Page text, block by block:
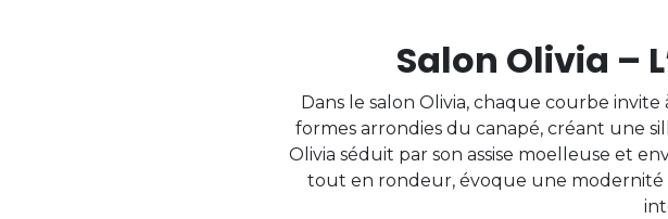
Salon Olivia –
Dans le salon Olivia, chaque courbe
formes arrondies du canapé, créant une
Olivia séduit par son assise moelleuse et
tout en rondeur, évoque une modernité